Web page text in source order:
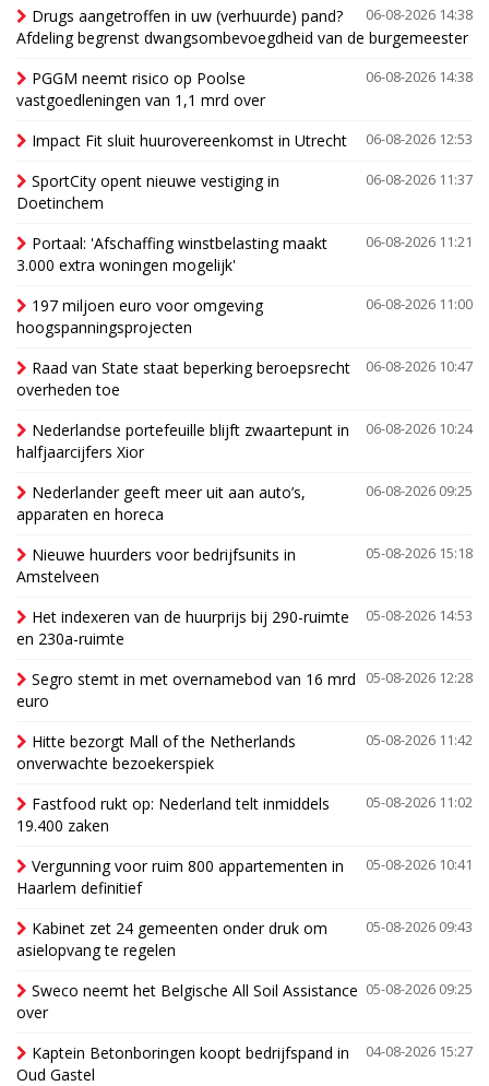
06-08-2026 14:38
Drugs aangetroffen in uw (verhuurde) pand?
Afdeling begrenst dwangsombevoegdheid van de burgemeester
06-08-2026 14:38
PGGM neemt risico op Poolse
vastgoedleningen van 1,1 mrd over
06-08-2026 12:53
Impact Fit sluit huurovereenkomst in Utrecht
06-08-2026 11:37
SportCity opent nieuwe vestiging in
Doetinchem
06-08-2026 11:21
Portaal: 'Afschaffing winstbelasting maakt
3.000 extra woningen mogelijk'
06-08-2026 11:00
197 miljoen euro voor omgeving
hoogspanningsprojecten
06-08-2026 10:47
Raad van State staat beperking beroepsrecht
overheden toe
06-08-2026 10:24
Nederlandse portefeuille blijft zwaartepunt in
halfjaarcijfers Xior
06-08-2026 09:25
Nederlander geeft meer uit aan auto’s,
apparaten en horeca
05-08-2026 15:18
Nieuwe huurders voor bedrijfsunits in
Amstelveen
05-08-2026 14:53
Het indexeren van de huurprijs bij 290-ruimte
en 230a-ruimte
05-08-2026 12:28
Segro stemt in met overnamebod van 16 mrd
euro
05-08-2026 11:42
Hitte bezorgt Mall of the Netherlands
onverwachte bezoekerspiek
05-08-2026 11:02
Fastfood rukt op: Nederland telt inmiddels
19.400 zaken
05-08-2026 10:41
Vergunning voor ruim 800 appartementen in
Haarlem definitief
05-08-2026 09:43
Kabinet zet 24 gemeenten onder druk om
asielopvang te regelen
05-08-2026 09:25
Sweco neemt het Belgische All Soil Assistance
over
04-08-2026 15:27
Kaptein Betonboringen koopt bedrijfspand in
Oud Gastel